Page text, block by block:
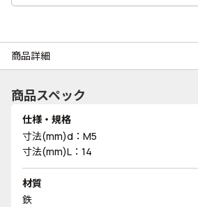
商品詳細
商品スペック
仕様・規格
寸法(mm)d：M5
寸法(mm)L：14
材質
鉄